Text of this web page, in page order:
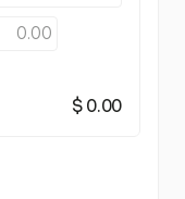
$ 0.00